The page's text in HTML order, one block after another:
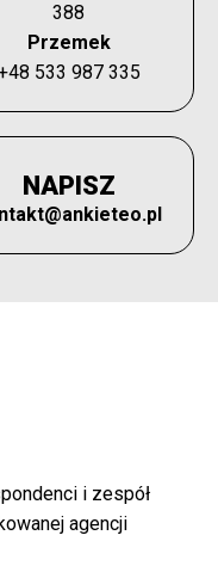
388
Przemek
533 987 335
NAPISZ
i zespół
agencji